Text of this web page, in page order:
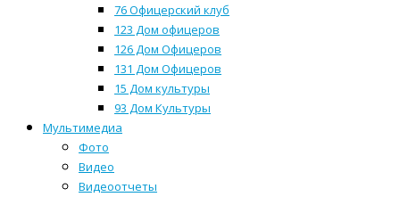
76 Офицерский клуб
123 Дом офицеров
126 Дом Офицеров
131 Дом Офицеров
15 Дом культуры
93 Дом Культуры
Мультимедиа
Фото
Видео
Видеоотчеты